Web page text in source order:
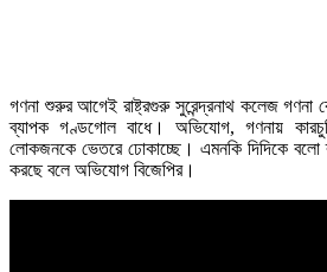
গণনা শুরুর আগেই রাষ্ট্রগুরু সুরেন্দ্রনাথ কলেজ গণনা
ব্যাপক গণ্ডগোল বাধে। অভিযোগ, গণনায়
লোকজনকে ভেতরে ঢোকাচ্ছে। এমনকি দিদিকে বলো
করছে বলে অভিযোগ বিজেপির।